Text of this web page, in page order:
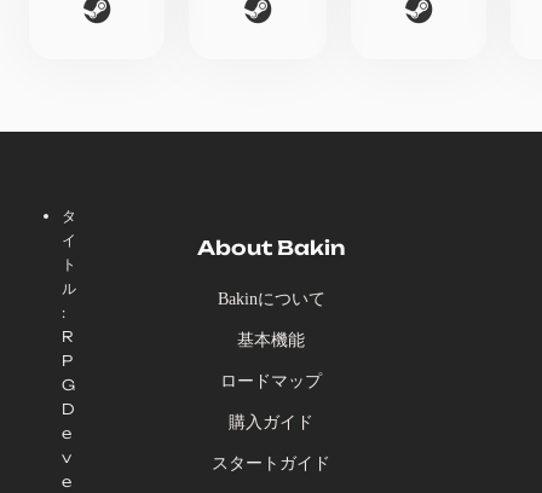
タ
イ
ト
ル
:
R
P
G
D
e
v
e
About Bakin
Bakinについて
基本機能
ロードマップ
購入ガイド
スタートガイド